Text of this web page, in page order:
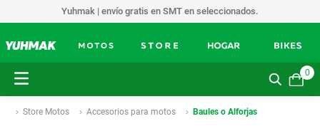
Yuhmak | envío gratis en SMT en seleccionados.
0
Store Motos Accesorios para motos Baules o Alforjas